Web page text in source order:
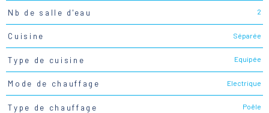
Nb de salle d'eau 2
Cuisine Séparée
Type de cuisine Equipée
Mode de chauffage Electrique
Type de chauffage Poêle